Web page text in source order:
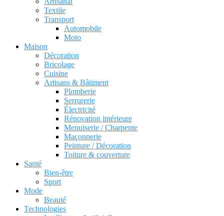
Textile
Transport
Automobile
Moto
Maison
Décoration
Bricolage
Cuisine
Artisans & Bâtiment
Plomberie
Serrurerie
Électricité
Rénovation intérieure
Menuiserie / Charpente
Maçonnerie
Peinture / Décoration
Toiture & couverture
Santé
Bien-être
Sport
Mode
Beauté
Technologies